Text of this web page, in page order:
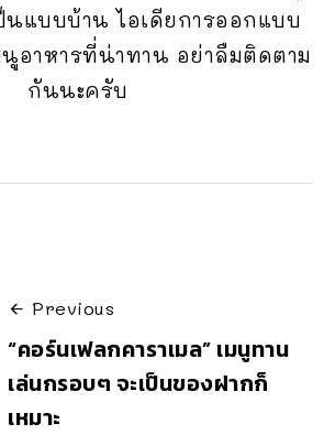
นแบบบ้าน ไอเดียการออกแบบ
นูอาหารที่น่าทาน อย่าลืมติดตาม
กันนะครับ
Previous
“คอร์นเฟลกคาราเมล” เมนูทาน
เล่นกรอบๆ จะเป็นของฝากก็
เหมาะ